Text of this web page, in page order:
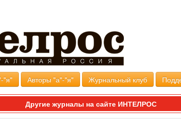
"я" Авторы "а"-"я" Журнальный клуб
Другие журналы на сайте ИНТЕЛРОС